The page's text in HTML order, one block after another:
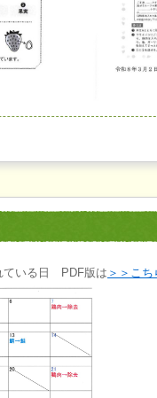
ている日 PDF版は ＞＞こち